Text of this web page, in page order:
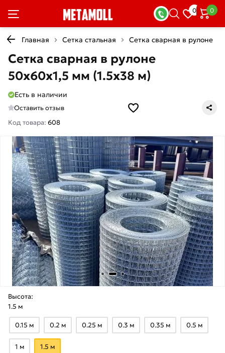
0 0
Главная Сетка стальная Сетка сварная в рулоне
Сетка сварная в рулоне
50х60х1,5 мм (1.5х38 м)
Есть в наличии
Оставить отзыв
Код товара: 608
Высота:
1.5 м
0.15 м 0.2 м 0.25 м 0.3 м 0.35 м 0.5 м
1 м 1.5 м